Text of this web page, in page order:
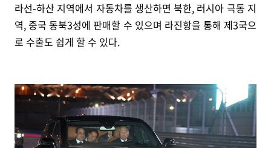
라선-하산 지역에서 자동차를 생산하면 북한, 러시아 극동 지
역, 중국 동북3성에 판매할 수 있으며 라진항을 통해 제3국으
로 수출도 쉽게 할 수 있다.